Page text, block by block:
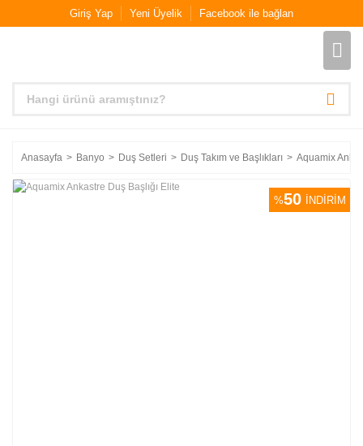
Giriş Yap Yeni Üyelik Facebook ile bağlan
Anasayfa Banyo Duş Setleri Duş Takım ve Başlıkları Aquamix
%50 İNDİRİM